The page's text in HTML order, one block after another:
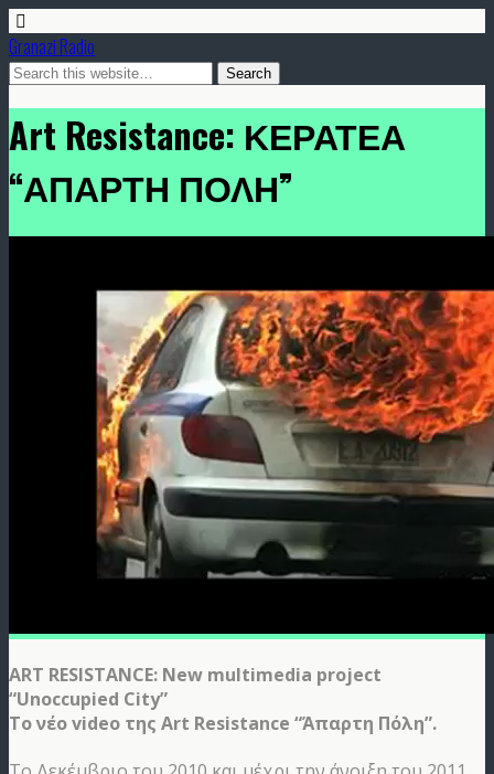
Granazi Radio
Art Resistance: ΚΕΡΑΤΕΑ
“ΑΠΑΡΤΗ ΠΟΛΗ”
ART RESISTANCE: New multimedia project
“Unoccupied City”
Το νέο video της Art Resistance “Άπαρτη Πόλη”.